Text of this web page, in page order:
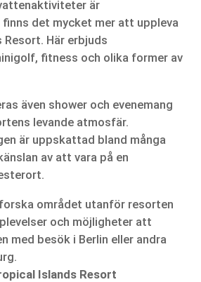
är
det mycket mer att uppleva
Här erbjuds
fitness och olika former av
även shower och evenemang
levande atmosfär.
är uppskattad bland många
av att vara på en
området utanför resorten
och möjligheter att
med besök i Berlin eller andra
Islands Resort